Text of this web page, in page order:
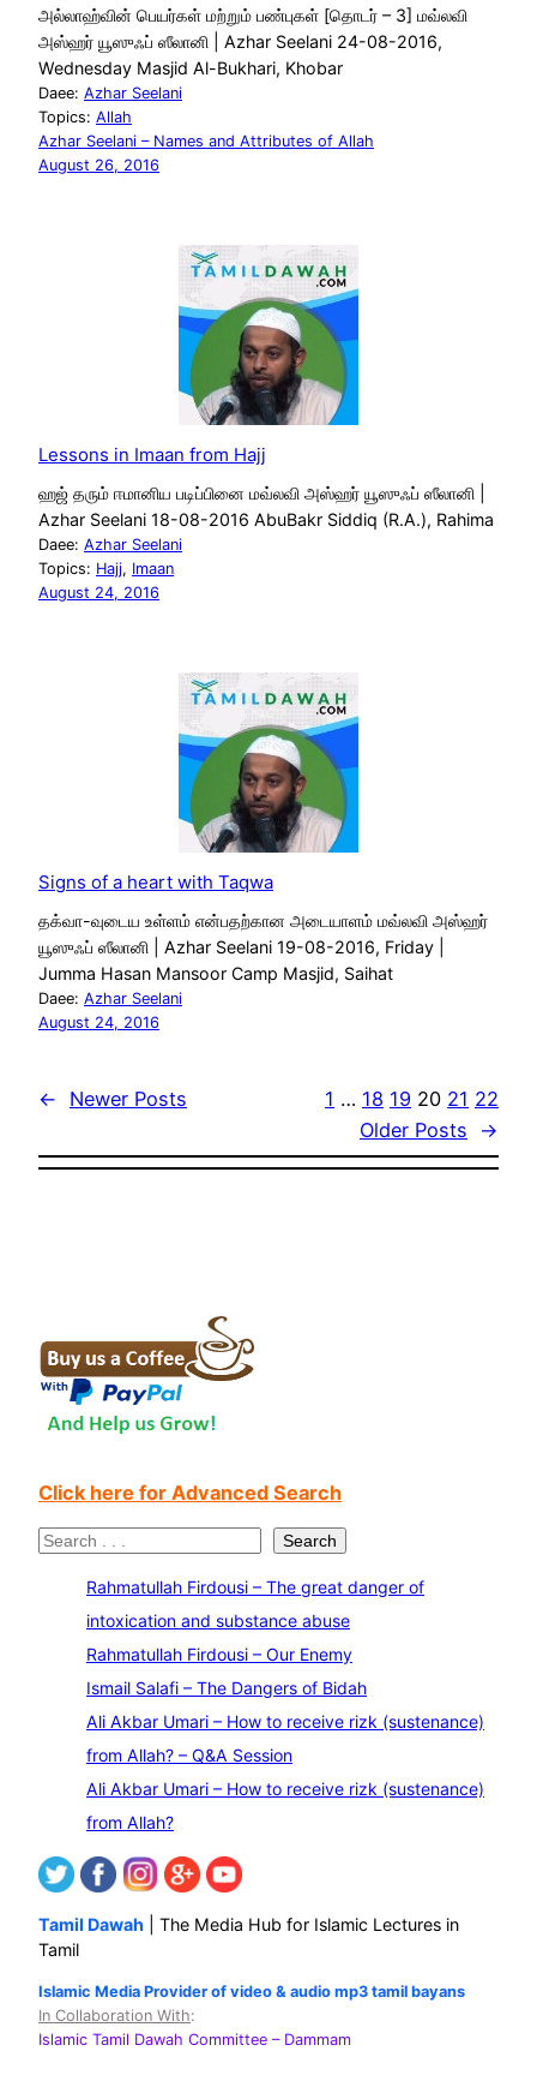
அல்லாஹ்வின் பெயர்கள் மற்றும் பண்புகள் [தொடர் – 3] மவ்லவி
அஸ்ஹர் யூஸுஃப் ஸீலானி | Azhar Seelani 24-08-2016,
Wednesday Masjid Al-Bukhari, Khobar
Daee: Azhar Seelani
Topics: Allah
Azhar Seelani – Names and Attributes of Allah
August 26, 2016
Lessons in Imaan from Hajj
ஹஜ் தரும் ஈமானிய படிப்பினை மவ்லவி அஸ்ஹர் யூஸுஃப் ஸீலானி |
Azhar Seelani 18-08-2016 AbuBakr Siddiq (R.A.), Rahima
Daee: Azhar Seelani
Topics: Hajj, Imaan
August 24, 2016
Signs of a heart with Taqwa
தக்வா-வுடைய உள்ளம் என்பதற்கான அடையாளம் மவ்லவி அஸ்ஹர்
யூஸுஃப் ஸீலானி | Azhar Seelani 19-08-2016, Friday |
Jumma Hasan Mansoor Camp Masjid, Saihat
Daee: Azhar Seelani
August 24, 2016
← Newer Posts 1 … 18 19 20 21 22
Older Posts
→
Click here for Advanced Search
S
Search
Rahmatullah Firdousi – The great danger of
intoxication and substance abuse
Rahmatullah Firdousi – Our Enemy
Ismail Salafi – The Dangers of Bidah
Ali Akbar Umari – How to receive rizk (sustenance)
from Allah? – Q&A Session
Ali Akbar Umari – How to receive rizk (sustenance)
from Allah?
Tamil Dawah | The Media Hub for Islamic Lectures in
Tamil
Islamic Media Provider of video & audio mp3 tamil bayans
In Collaboration With:
Islamic Tamil Dawah Committee – Dammam